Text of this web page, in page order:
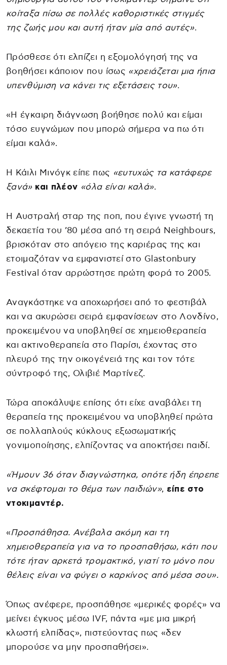
κοίταξα πίσω σε πολλές καθοριστικές στιγμές
της ζωής μου και αυτή ήταν μία από αυτές».
Πρόσθεσε ότι ελπίζει η εξομολόγησή της να
βοηθήσει κάποιον που ίσως «χρειάζεται μια ήπια
υπενθύμιση να κάνει τις εξετάσεις του».
«Η έγκαιρη διάγνωση βοήθησε πολύ και είμαι
τόσο ευγνώμων που μπορώ σήμερα να πω ότι
είμαι καλά».
Η Κάιλι Μινόγκ είπε πως «ευτυχώς τα κατάφερε
ξανά» και πλέον «όλα είναι καλά».
Η Αυστραλή σταρ της ποπ, που έγινε γνωστή τη
δεκαετία του ’80 μέσα από τη σειρά Neighbours,
βρισκόταν στο απόγειο της καριέρας της και
ετοιμαζόταν να εμφανιστεί στο Glastonbury
Festival όταν αρρώστησε πρώτη φορά το 2005.
Αναγκάστηκε να αποχωρήσει από το φεστιβάλ
και να ακυρώσει σειρά εμφανίσεων στο Λονδίνο,
προκειμένου να υποβληθεί σε χημειοθεραπεία
και ακτινοθεραπεία στο Παρίσι, έχοντας στο
πλευρό της την οικογένειά της και τον τότε
σύντροφό της, Ολιβιέ Μαρτίνεζ.
Τώρα αποκάλυψε επίσης ότι είχε αναβάλει τη
θεραπεία της προκειμένου να υποβληθεί πρώτα
σε πολλαπλούς κύκλους εξωσωματικής
γονιμοποίησης, ελπίζοντας να αποκτήσει παιδί.
«Ήμουν 36 όταν διαγνώστηκα, οπότε ήδη έπρεπε
να σκέφτομαι το θέμα των παιδιών», είπε στο
ντοκιμαντέρ.
«Προσπάθησα. Ανέβαλα ακόμη και τη
χημειοθεραπεία για να το προσπαθήσω, κάτι που
τότε ήταν αρκετά τρομακτικό, γιατί το μόνο που
θέλεις είναι να φύγει ο καρκίνος από μέσα σου».
Όπως ανέφερε, προσπάθησε «μερικές φορές» να
μείνει έγκυος μέσω IVF, πάντα «με μια μικρή
κλωστή ελπίδας», πιστεύοντας πως «δεν
μπορούσε να μην προσπαθήσει».